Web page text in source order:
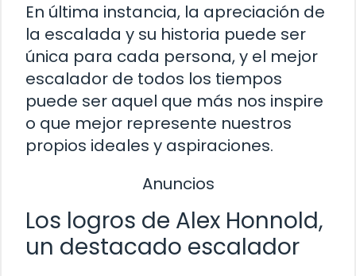
En última instancia, la apreciación de
la escalada y su historia puede ser
única para cada persona, y el mejor
escalador de todos los tiempos
puede ser aquel que más nos inspire
o que mejor represente nuestros
propios ideales y aspiraciones.
Anuncios
Los logros de Alex Honnold,
un destacado escalador